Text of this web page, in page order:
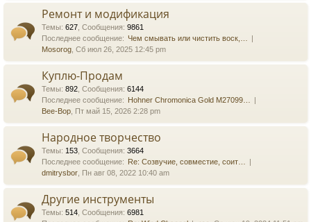
Ремонт и модификация
Темы: 627 Сообщения: 9861
Последнее сообщение: Чем смывать или чистить воск,…
Mosorog , Сб июл 26, 2025 12:45 pm
Куплю-Продам
Темы: 892 Сообщения: 6144
Последнее сообщение: Hohner Chromonica Gold M27099…
Bee-Bop , Пт май 15, 2026 2:28 pm
Народное творчество
Темы: 153 Сообщения: 3664
Последнее сообщение: Re: Созвучие, совместие, соит…
dmitrysbor , Пн авг 08, 2022 10:40 am
Другие инструменты
Темы: 514 Сообщения: 6981